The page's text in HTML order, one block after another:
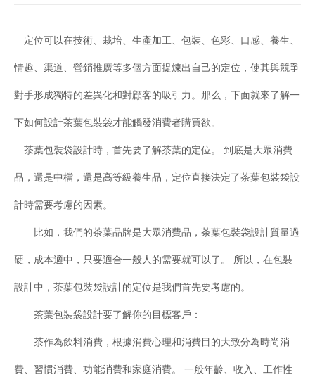
定位可以在技術、栽培、生產加工、包裝、色彩、口感、養生、
情趣、渠道、營銷推廣等多個方面提煉出自己的定位，使其與競爭
對手形成獨特的差異化和對顧客的吸引力。那么，下面就來了解一
下如何設計茶葉包裝袋才能觸發消費者購買欲。
茶葉包裝袋設計時，首先要了解茶葉的定位。 到底是大眾消費
品，還是中檔，還是高等級養生品，定位直接決定了茶葉包裝袋設
計時需要考慮的因素。
比如，我們的茶葉品牌是大眾消費品，茶葉包裝袋設計質量過
硬，成本適中，只要適合一般人的需要就可以了。 所以，在包裝
設計中，茶葉包裝袋設計的定位是我們首先要考慮的。
茶葉包裝袋設計要了解你的目標客戶：
茶作為飲料消費，根據消費心理和消費目的大致分為時尚消
費、習慣消費、功能消費和家庭消費。 一般年齡、收入、工作性